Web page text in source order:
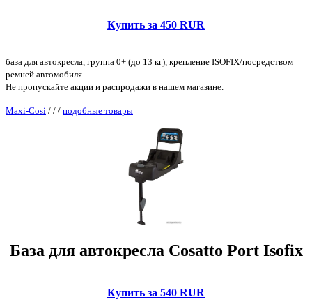
Купить за 450 RUR
база для автокресла, группа 0+ (до 13 кг), крепление ISOFIX/посредством
ремней автомобиля
Не пропускайте акции и распродажи в нашем магазине.
Maxi-Cosi / / / подобные товары
База для автокресла Cosatto Port Isofix
Купить за 540 RUR